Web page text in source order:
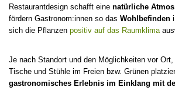
Restaurantdesign schafft eine natürliche
fördern Gastronom:innen so das Wohlbefinden
sich die Pflanzen positiv auf das Raumklima
Je nach Standort und den Möglichkeiten vor
Tische und Stühle im Freien bzw. Grünen
gastronomisches Erlebnis im Einklang mit